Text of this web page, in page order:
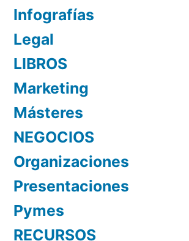
Infografías
Legal
LIBROS
Marketing
Másteres
NEGOCIOS
Organizaciones
Presentaciones
Pymes
RECURSOS